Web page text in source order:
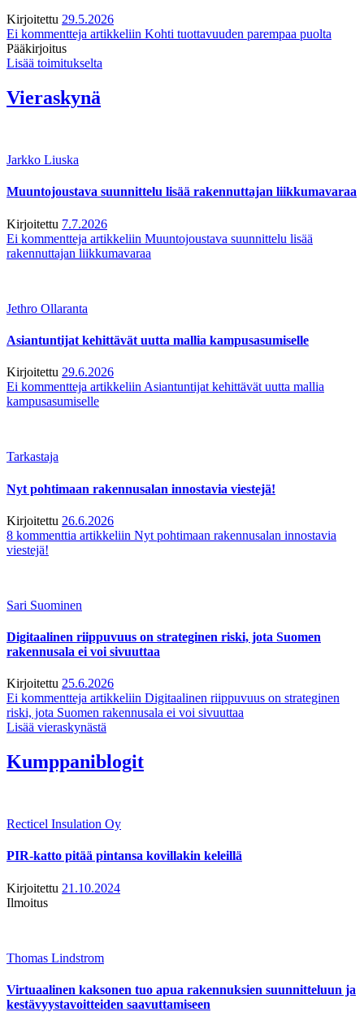
Kirjoitettu 29.5.2026
Ei kommentteja artikkeliin Kohti tuottavuuden parempaa puolta
Pääkirjoitus
Lisää toimitukselta
Vieraskynä
Jarkko Liuska
Muuntojoustava suunnittelu lisää rakennuttajan liikkumavaraa
Kirjoitettu 7.7.2026
Ei kommentteja artikkeliin Muuntojoustava suunnittelu lisää
rakennuttajan liikkumavaraa
Jethro Ollaranta
Asiantuntijat kehittävät uutta mallia kampusasumiselle
Kirjoitettu 29.6.2026
Ei kommentteja artikkeliin Asiantuntijat kehittävät uutta mallia
kampusasumiselle
Tarkastaja
Nyt pohtimaan rakennusalan innostavia viestejä!
Kirjoitettu 26.6.2026
8 kommenttia artikkeliin Nyt pohtimaan rakennusalan innostavia
viestejä!
Sari Suominen
Digitaalinen riippuvuus on strateginen riski, jota Suomen
rakennusala ei voi sivuuttaa
Kirjoitettu 25.6.2026
Ei kommentteja artikkeliin Digitaalinen riippuvuus on strateginen
riski, jota Suomen rakennusala ei voi sivuuttaa
Lisää vieraskynästä
Kumppaniblogit
Recticel Insulation Oy
PIR-katto pitää pintansa kovillakin keleillä
Kirjoitettu 21.10.2024
Ilmoitus
Thomas Lindstrom
Virtuaalinen kaksonen tuo apua rakennuksien suunnitteluun ja
kestävyystavoitteiden saavuttamiseen